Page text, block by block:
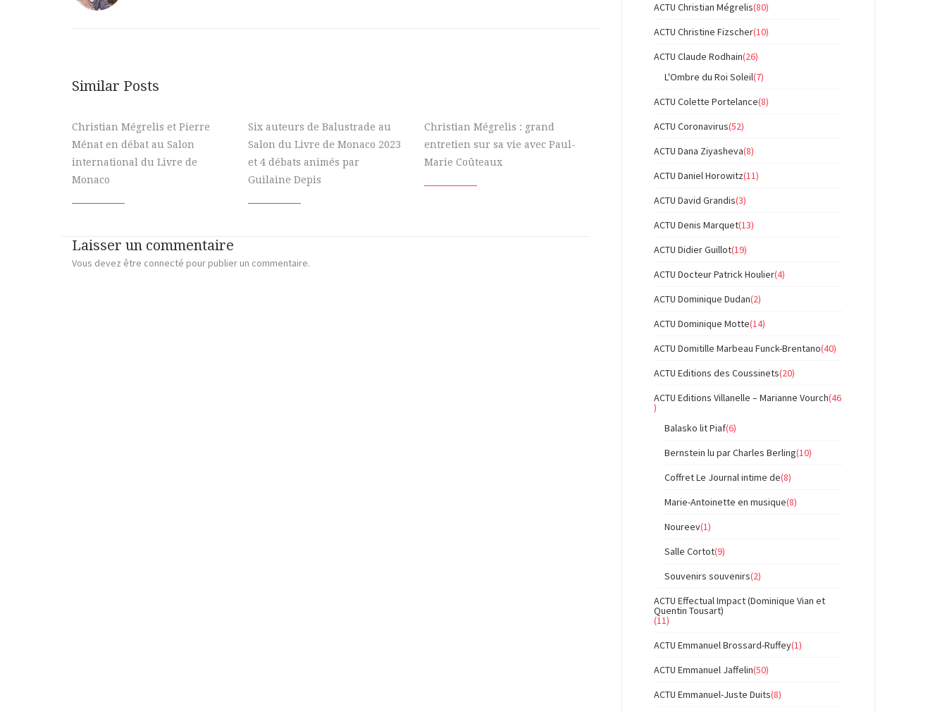
Similar Posts
Christian Mégrelis et Pierre
Ménat en débat au Salon
international du Livre de
Monaco
Six auteurs de Balustrade au
Salon du Livre de Monaco 2023
et 4 débats animés par
Guilaine Depis
Christian Mégrelis : grand
entretien sur sa vie avec Paul-
Marie Coûteaux
Laisser un commentaire
Vous devez être connecté pour publier un commentaire.
ACTU Christian Mégrelis(80)
ACTU Christine Fizscher(10)
ACTU Claude Rodhain(26)
L'Ombre du Roi Soleil(7)
ACTU Colette Portelance(8)
ACTU Coronavirus(52)
ACTU Dana Ziyasheva(8)
ACTU Daniel Horowitz(11)
ACTU David Grandis(3)
ACTU Denis Marquet(13)
ACTU Didier Guillot(19)
ACTU Docteur Patrick Houlier(4)
ACTU Dominique Dudan(2)
ACTU Dominique Motte(14)
ACTU Domitille Marbeau Funck-Brentano(40)
ACTU Editions des Coussinets(20)
ACTU Editions Villanelle – Marianne Vourch(46
)
Balasko lit Piaf(6)
Bernstein lu par Charles Berling(10)
Coffret Le Journal intime de(8)
Marie-Antoinette en musique(8)
Noureev(1)
Salle Cortot(9)
Souvenirs souvenirs(2)
ACTU Effectual Impact (Dominique Vian et
Quentin Tousart)
(11)
ACTU Emmanuel Brossard-Ruffey(1)
ACTU Emmanuel Jaffelin(50)
ACTU Emmanuel-Juste Duits(8)